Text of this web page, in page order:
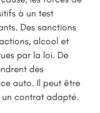
à un test
Des sanctions
alcool et
par la loi. De
des
auto. Il peut être
un contrat adapté.